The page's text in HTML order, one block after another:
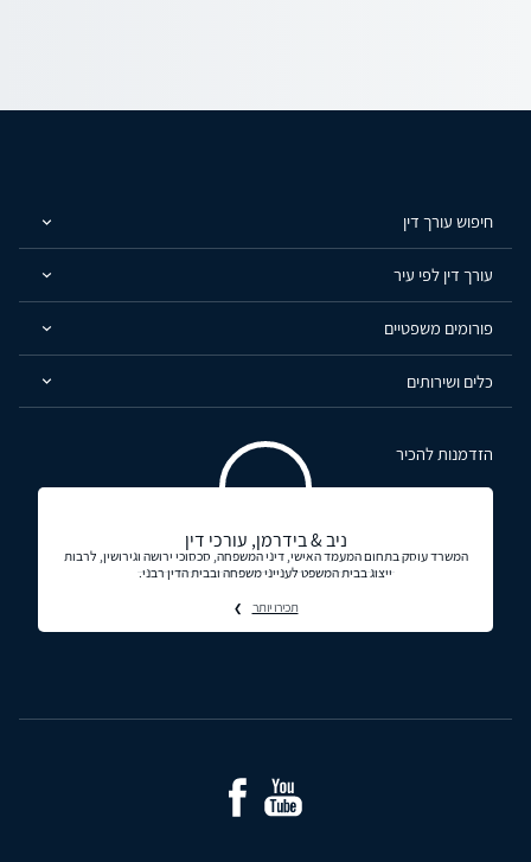
חיפוש עורך דין
עורך דין לפי עיר
פורומים משפטיים
כלים ושירותים
הזדמנות להכיר
ניב & בידרמן, עורכי דין
המשרד עוסק בתחום המעמד האישי, דיני המשפחה, סכסוכי ירושה וגירושין, לרבות
ייצוג בבית המשפט לענייני משפחה ובבית הדין רבני.
תכירו יותר